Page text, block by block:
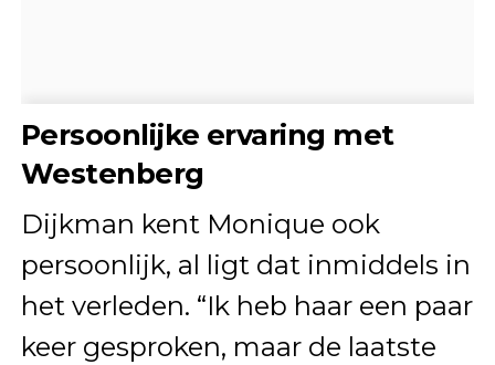
Persoonlijke ervaring met
Westenberg
Dijkman kent Monique ook
persoonlijk, al ligt dat inmiddels in
het verleden. “Ik heb haar een paar
keer gesproken, maar de laatste